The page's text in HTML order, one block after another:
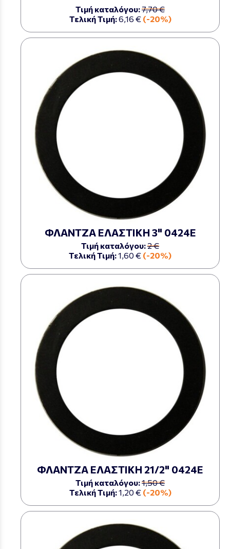
Τιμή καταλόγου:7,70 €
Τελική Τιμή:6,16 € (-20%)
ΦΛΑΝΤΖΑ ΕΛΑΣΤΙΚΗ 3" 0424Ε
Τιμή καταλόγου:2 €
Τελική Τιμή:1,60 € (-20%)
ΦΛΑΝΤΖΑ ΕΛΑΣΤΙΚΗ 21/2" 0424Ε
Τιμή καταλόγου:1,50 €
Τελική Τιμή:1,20 € (-20%)